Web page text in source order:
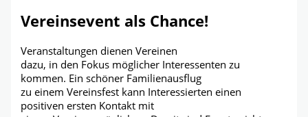
Vereinsevent als Chance!
Veranstaltungen dienen Vereinen
dazu, in den Fokus möglicher Interessenten zu
kommen. Ein schöner Familienausflug
zu einem Vereinsfest kann Interessierten einen
positiven ersten Kontakt mit